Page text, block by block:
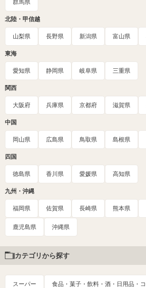
群馬県
北陸・甲信越
山梨県 長野県 新潟県 富山県
東海
愛知県 静岡県 岐阜県 三重県
関西
大阪府 兵庫県 京都府 滋賀県
中国
岡山県 広島県 鳥取県 島根県
四国
徳島県 香川県 愛媛県 高知県
九州・沖縄
福岡県 佐賀県 長崎県 熊本県
鹿児島県 沖縄県
カテゴリから探す
スーパー 食品・菓子・飲料・酒・日用品・